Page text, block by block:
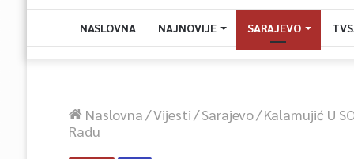
NASLOVNA NAJNOVIJE SARAJEVO
Naslovna/Vijesti/Sarajevo/Kalamujić U
Radu